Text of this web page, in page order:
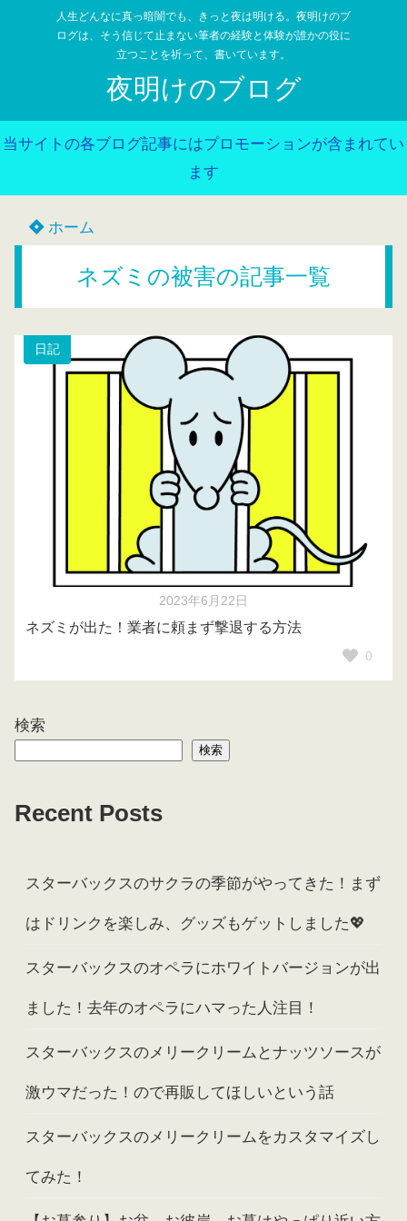
人生どんなに真っ暗闇でも、きっと夜は明ける。夜明けのブ
ログは、そう信じて止まない筆者の経験と体験が誰かの役に
立つことを祈って、書いています。
夜明けのブログ
当サイトの各ブログ記事にはプロモーションが含まれてい
ます
ホーム
ネズミの被害の記事一覧
日記
2023年6月22日
ネズミが出た！業者に頼まず撃退する方法
0
検索
検索
Recent Posts
スターバックスのサクラの季節がやってきた！まず
はドリンクを楽しみ、グッズもゲットしました💖
スターバックスのオペラにホワイトバージョンが出
ました！去年のオペラにハマった人注目！
スターバックスのメリークリームとナッツソースが
激ウマだった！ので再販してほしいという話
スターバックスのメリークリームをカスタマイズし
てみた！